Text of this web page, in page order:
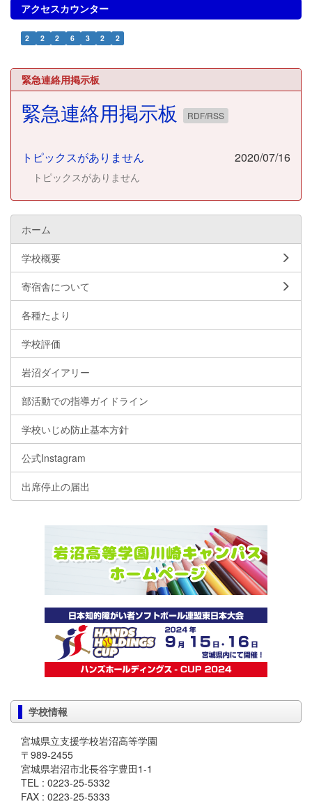
アクセスカウンター
2 2 2 6 3 2 2
緊急連絡用掲示板
緊急連絡用掲示板 RDF/RSS
トピックスがありません 2020/07/16
トピックスがありません
ホーム
学校概要
寄宿舎について
各種たより
学校評価
岩沼ダイアリー
部活動での指導ガイドライン
学校いじめ防止基本方針
公式Instagram
出席停止の届出
学校情報
宮城県立支援学校岩沼高等学園
〒989-2455
宮城県岩沼市北長谷字豊田1-1
TEL : 0223-25-5332
FAX : 0223-25-5333